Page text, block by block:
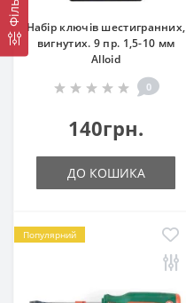
Набір ключів шестигранних,
вигнутих. 9 пр. 1,5-10 мм
Alloid
0
140грн.
ДО КОШИКА
Популярний